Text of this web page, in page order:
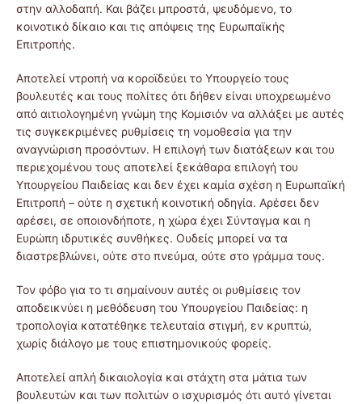
στην αλλοδαπή. Και βάζει μπροστά, ψευδόμενο, το
κοινοτικό δίκαιο και τις απόψεις της Ευρωπαϊκής
Επιτροπής.
Αποτελεί ντροπή να κοροϊδεύει το Υπουργείο τους
βουλευτές και τους πολίτες ότι δήθεν είναι υποχρεωμένο
από αιτιολογημένη γνώμη της Κομισιόν να αλλάξει με αυτές
τις συγκεκριμένες ρυθμίσεις τη νομοθεσία για την
αναγνώριση προσόντων. Η επιλογή των διατάξεων και του
περιεχομένου τους αποτελεί ξεκάθαρα επιλογή του
Υπουργείου Παιδείας και δεν έχει καμία σχέση η Ευρωπαϊκή
Επιτροπή – ούτε η σχετική κοινοτική οδηγία. Αρέσει δεν
αρέσει, σε οποιονδήποτε, η χώρα έχει Σύνταγμα και η
Ευρώπη ιδρυτικές συνθήκες. Ουδείς μπορεί να τα
διαστρεβλώνει, ούτε στο πνεύμα, ούτε στο γράμμα τους.
Τον φόβο για το τι σημαίνουν αυτές οι ρυθμίσεις τον
αποδεικνύει η μεθόδευση του Υπουργείου Παιδείας: η
τροπολογία κατατέθηκε τελευταία στιγμή, εν κρυπτώ,
χωρίς διάλογο με τους επιστημονικούς φορείς.
Αποτελεί απλή δικαιολογία και στάχτη στα μάτια των
βουλευτών και των πολιτών ο ισχυρισμός ότι αυτό γίνεται